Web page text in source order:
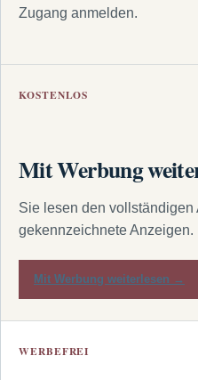
Zugang anmelden.
KOSTENLOS
Mit Werbung
Sie lesen den
gekennzeichnete Anzeigen.
Mit Werbung weiterlesen →
WERBEFREI